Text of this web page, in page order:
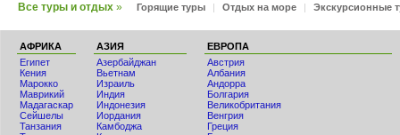
Все туры и отдых » Горящие туры | Отдых на море | Экскурсионные
АФРИКА
Египет
Кения
Мaрокко
Маврикий
Мадагаскар
Сейшелы
Танзания
АЗИЯ
Азербайджан
Вьетнам
Израиль
Индия
Индонезия
Иордания
Камбоджа
ЕВРОПА
Австрия
Албания
Андорра
Болгария
Великобритания
Венгрия
Греция